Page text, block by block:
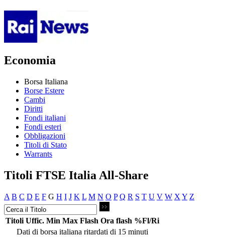
Economia
Borsa Italiana
Borse Estere
Cambi
Diritti
Fondi italiani
Fondi esteri
Obbligazioni
Titoli di Stato
Warrants
Titoli FTSE Italia All-Share
A B C D E F G H I J K L M N O P Q R S T U V W X Y Z
Titoli Uffic. Min Max Flash Ora flash %Fl/Ri
Dati di borsa italiana ritardati di 15 minuti